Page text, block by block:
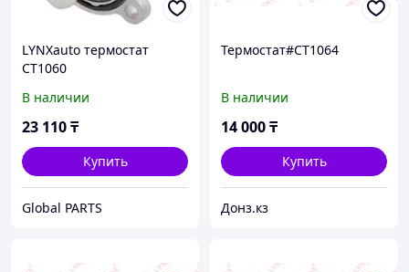
LYNXauto термостат
CT1060
В наличии
23 110₸
Купить
Global PARTS
Термостат#CT1064
В наличии
14 000₸
Купить
Донз.кз